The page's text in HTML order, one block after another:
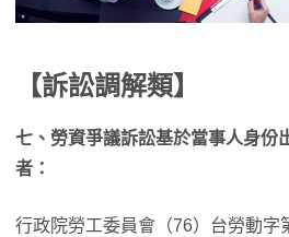
【訴訟調解類】
七、勞資爭議訴訟基於當事人身份
者：
行政院勞工委員會（76）台勞動字